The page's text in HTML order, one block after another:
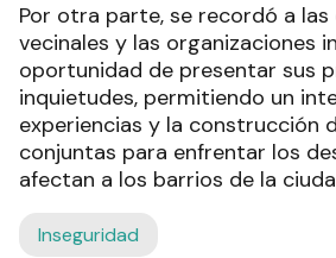
Por otra parte, se recordó a las
vecinales y las organizaciones
oportunidad de presentar sus
inquietudes, permitiendo un
experiencias y la construcción
conjuntas para enfrentar los
afectan a los barrios de la
Inseguridad